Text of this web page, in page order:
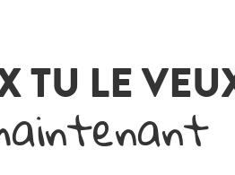
TU LE